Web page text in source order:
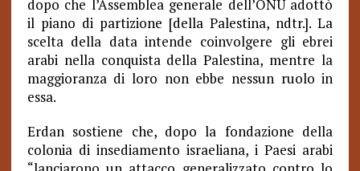
dopo che l’Assemblea generale dell’ONU adottò
il piano di partizione [della Palestina, ndtr.]. La
scelta della data intende coinvolgere gli ebrei
arabi nella conquista della Palestina, mentre la
maggioranza di loro non ebbe nessun ruolo in
essa.
Erdan sostiene che, dopo la fondazione della
colonia di insediamento israeliana, i Paesi arabi